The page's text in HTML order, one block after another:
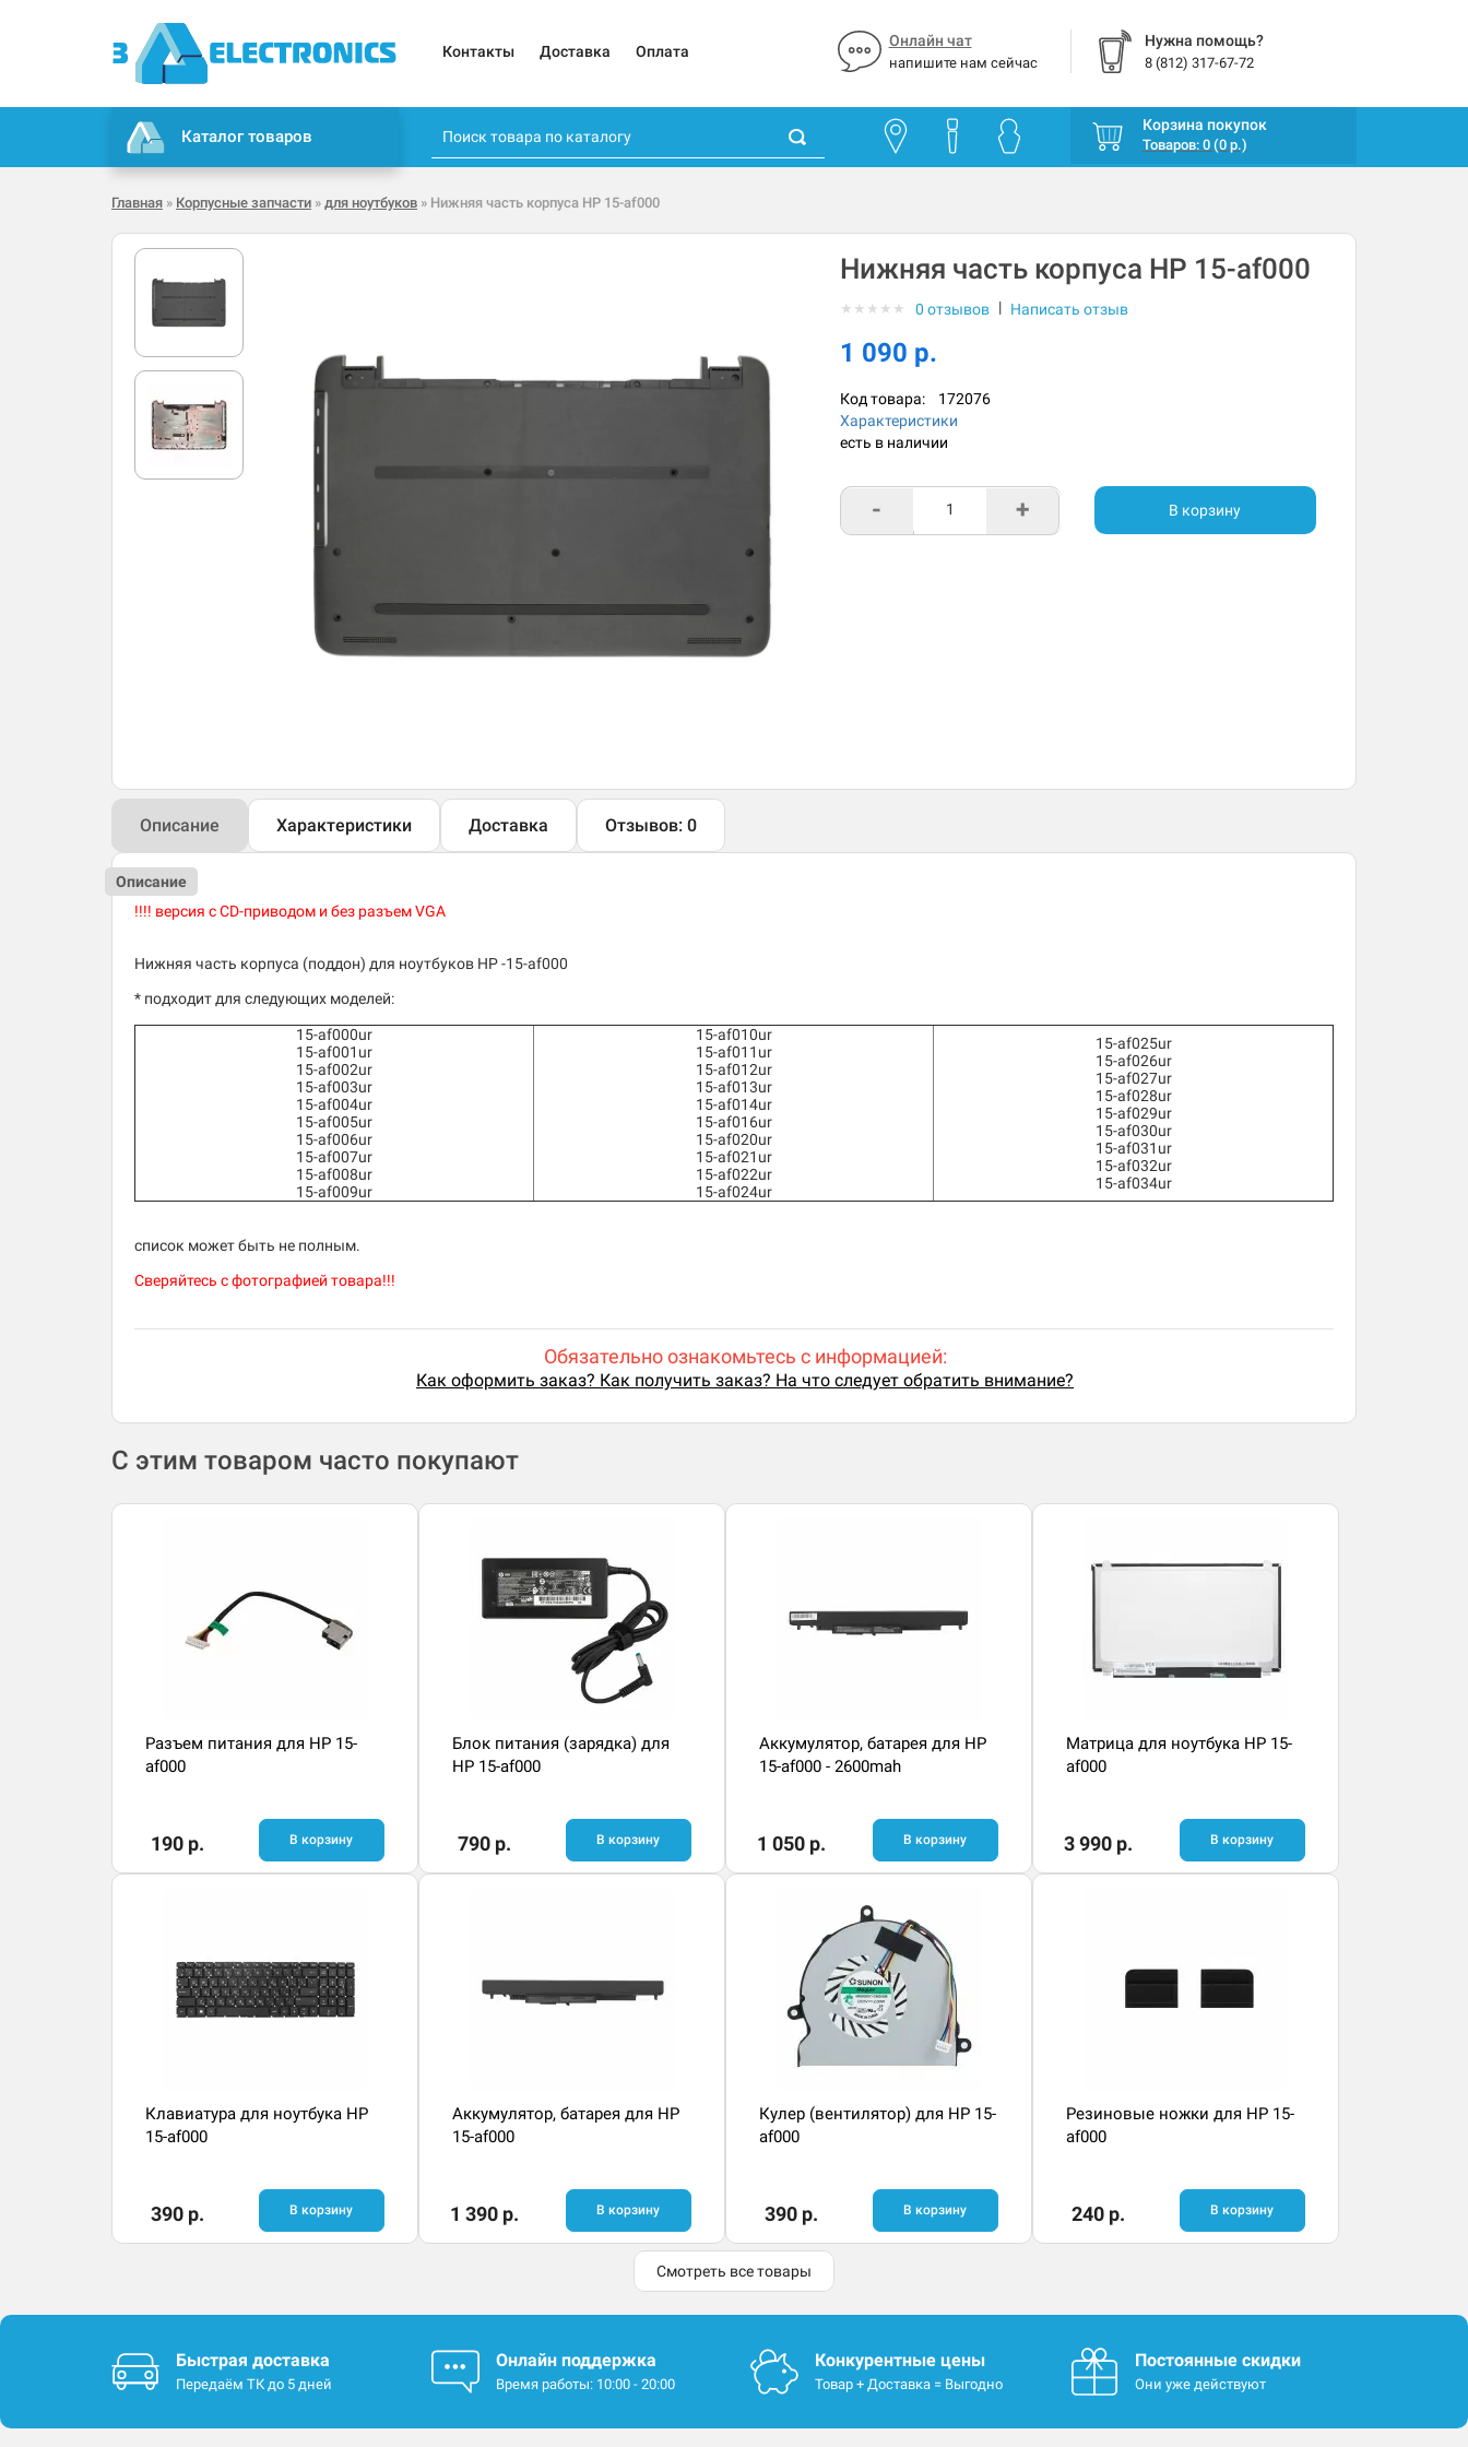
Контакты Доставка Оплата
Онлайн чат
напишите нам сейчас
Нужна помощь?
8 (812) 317-67-72
Каталог товаров
Корзина покупок
Товаров: 0 (0 р.)
Главная » Корпусные запчасти » для ноутбуков » Нижняя часть корпуса HP 15-af000
Нижняя часть корпуса HP 15-af000
★ ★ ★ ★ ★ 0 отзывов | Написать отзыв
1 090 р.
Код товара: 172076
Характеристики
есть в наличии
- + В корзину
Описание Характеристики Доставка Отзывов: 0
Описание
!!!! версия с CD-приводом и без разъем VGA
Нижняя часть корпуса (поддон) для ноутбуков HP -15-af000
* подходит для следующих моделей:
15-af000ur
15-af001ur
15-af002ur
15-af003ur
15-af004ur
15-af005ur
15-af006ur
15-af007ur
15-af008ur
15-af009ur
15-af010ur
15-af011ur
15-af012ur
15-af013ur
15-af014ur
15-af016ur
15-af020ur
15-af021ur
15-af022ur
15-af024ur
15-af025ur
15-af026ur
15-af027ur
15-af028ur
15-af029ur
15-af030ur
15-af031ur
15-af032ur
15-af034ur
список может быть не полным.
Сверяйтесь с фотографией товара!!!
Обязательно ознакомьтесь с информацией:
Как оформить заказ? Как получить заказ? На что следует обратить внимание?
С этим товаром часто покупают
Разъем питания для HP 15-
af000
190 р. В корзину
Блок питания (зарядка) для
HP 15-af000
790 р. В корзину
Аккумулятор, батарея для HP
15-af000 - 2600mah
1 050 р. В корзину
Матрица для ноутбука HP 15-
af000
3 990 р. В корзину
Клавиатура для ноутбука HP
15-af000
390 р. В корзину
Аккумулятор, батарея для HP
15-af000
1 390 р. В корзину
Кулер (вентилятор) для HP 15-
af000
390 р. В корзину
Резиновые ножки для HP 15-
af000
240 р. В корзину
Смотреть все товары
Быстрая доставка
Передаём ТК до 5 дней
Онлайн поддержка
Время работы: 10:00 - 20:00
Конкурентные цены
Товар + Доставка = Выгодно
Постоянные скидки
Они уже действуют